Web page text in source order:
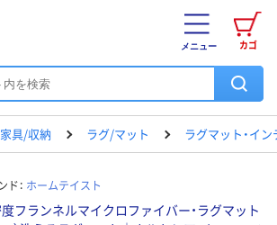
カゴ
メニュー
具/収納 ラグ/マット ラグマット・イ
ド： ホームテイスト
フランネルマイクロファイバー・ラグマット